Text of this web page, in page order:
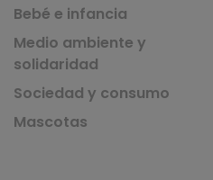
Bebé e infancia
Medio ambiente y
solidaridad
Sociedad y consumo
Mascotas